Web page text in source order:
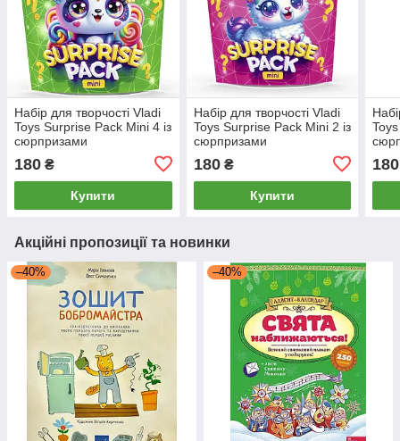
Набір для творчості Vladi
Toys Surprise Pack Mini 4 із
сюрпризами
180 ₴
Купити
Набір для творчості Vladi
Toys Surprise Pack Mini 2 із
сюрпризами
180₴
Купити
180
Акційні пропозиції та новинки
–40% –40%